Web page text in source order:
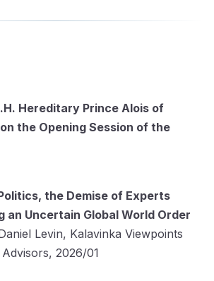
Hereditary Prince Alois of
the Opening Session of the
the Demise of Experts
an Uncertain Global World Order
Levin, Kalavinka Viewpoints
2026/01